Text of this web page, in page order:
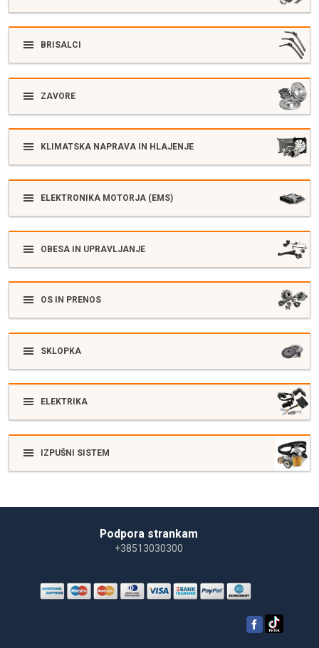
BRISALCI
ZAVORE
KLIMATSKA NAPRAVA IN HLAJENJE
ELEKTRONIKA MOTORJA (EMS)
OBESA IN UPRAVLJANJE
OS IN PRENOS
SKLOPKA
ELEKTRIKA
IZPUŠNI SISTEM
Podpora strankam
+38513030300